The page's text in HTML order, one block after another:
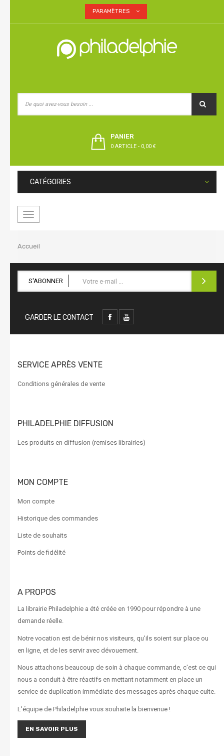
PARAMÈTRES
PANIER
0 ARTICLE - 0,00 €
CATÉGORIES
Basculer
Accueil
S'ABONNER
GARDER LE CONTACT
SERVICE APRÈS VENTE
Conditions générales de vente
PHILADELPHIE DIFFUSION
Les produits en diffusion (remises librairies)
MON COMPTE
Mon compte
Historique des commandes
Liste de souhaits
Points de fidélité
A PROPOS
La librairie Philadelphie a été créée en 1990 pour répondre à une
demande réelle.
Notre vocation est de bénir nos visiteurs, qu'ils soient sur place ou
en ligne, et de les servir avec dévouement.
Nous attachons beaucoup de soin à chaque commande, c'est ce qui
nous a conduit à être réactifs en mettant notamment en place un
service de duplication immédiate des messages après chaque culte.
L'équipe de Philadelphie vous souhaite la bienvenue !
EN SAVOIR PLUS